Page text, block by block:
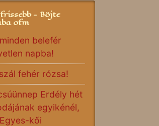
- Böjte
ofm
belefér
napba!
fehér rózsa!
Erdély hét
egyikénél,
kői